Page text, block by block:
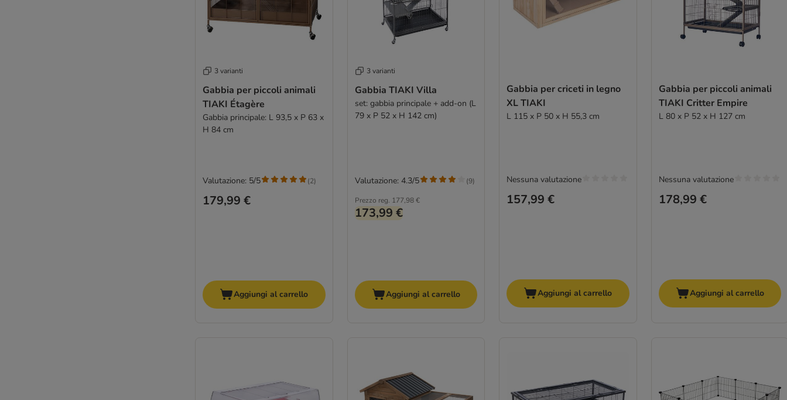
3 varianti
Gabbia per piccoli animali
TIAKI Étagère
Gabbia principale: L 93,5 x P 63 x
H 84 cm
179,99 €
Valutazione: 5/5 (2)
Aggiungi al carrello
3 varianti
Gabbia TIAKI Villa
set: gabbia principale + add-on (L
79 x P 52 x H 142 cm)
Prezzo reg. 177,98 €
173,99 €
Valutazione: 4.3/5 (9)
Aggiungi al carrello
Gabbia per criceti in legno
XL TIAKI
L 115 x P 50 x H 55,3 cm
157,99 €
Nessuna valutazione
Aggiungi al carrello
Gabbia per piccoli animali
TIAKI Critter Empire
L 80 x P 52 x H 127 cm
178,99 €
Nessuna valutazione
Aggiungi al carrello